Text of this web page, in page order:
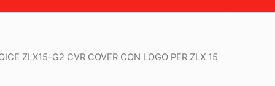
ZLX15-G2 CVR COVER CON LOGO PER ZLX 15